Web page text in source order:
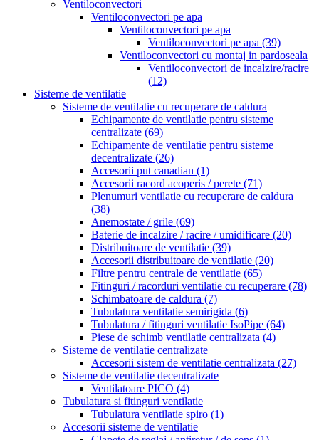
Ventiloconvectori
Ventiloconvectori pe apa
Ventiloconvectori pe apa
Ventiloconvectori pe apa (39)
Ventiloconvectori cu montaj in pardoseala
Ventiloconvectori de incalzire/racire
(12)
Sisteme de ventilatie
Sisteme de ventilatie cu recuperare de caldura
Echipamente de ventilatie pentru sisteme
centralizate (69)
Echipamente de ventilatie pentru sisteme
decentralizate (26)
Accesorii put canadian (1)
Accesorii racord acoperis / perete (71)
Plenumuri ventilatie cu recuperare de caldura
(38)
Anemostate / grile (69)
Baterie de incalzire / racire / umidificare (20)
Distribuitoare de ventilatie (39)
Accesorii distribuitoare de ventilatie (20)
Filtre pentru centrale de ventilatie (65)
Fitinguri / racorduri ventilatie cu recuperare (78)
Schimbatoare de caldura (7)
Tubulatura ventilatie semirigida (6)
Tubulatura / fitinguri ventilatie IsoPipe (64)
Piese de schimb ventilatie centralizata (4)
Sisteme de ventilatie centralizate
Accesorii sistem de ventilatie centralizata (27)
Sisteme de ventilatie decentralizate
Ventilatoare PICO (4)
Tubulatura si fitinguri ventilatie
Tubulatura ventilatie spiro (1)
Accesorii sisteme de ventilatie